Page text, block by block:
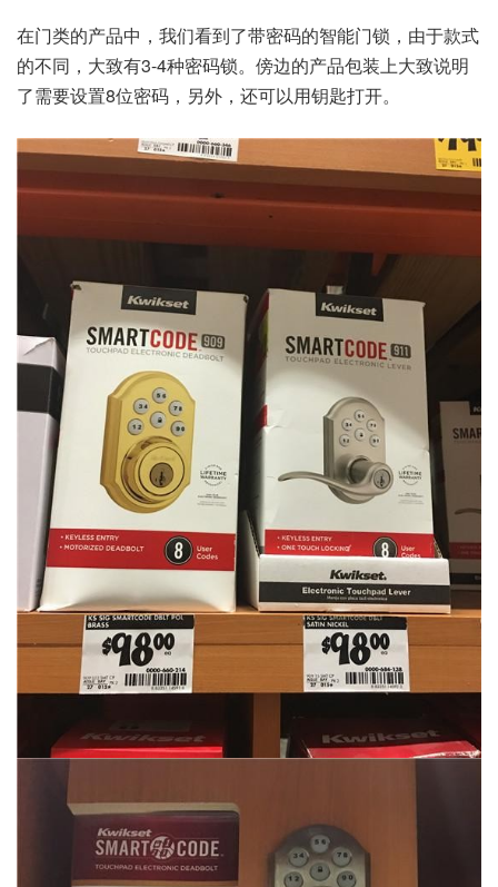
在门类的产品中，我们看到了带密码的智能门锁，由于款式
的不同，大致有3-4种密码锁。傍边的产品包装上大致说明
了需要设置8位密码，另外，还可以用钥匙打开。